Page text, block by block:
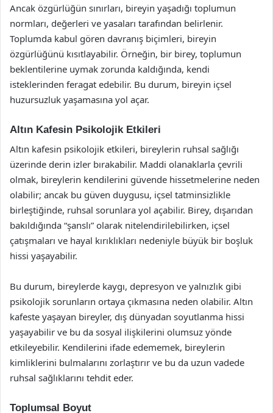
Ancak özgürlüğün sınırları, bireyin yaşadığı toplumun
normları, değerleri ve yasaları tarafından belirlenir.
Toplumda kabul gören davranış biçimleri, bireyin
özgürlüğünü kısıtlayabilir. Örneğin, bir birey, toplumun
beklentilerine uymak zorunda kaldığında, kendi
isteklerinden feragat edebilir. Bu durum, bireyin içsel
huzursuzluk yaşamasına yol açar.
Altın Kafesin Psikolojik Etkileri
Altın kafesin psikolojik etkileri, bireylerin ruhsal sağlığı
üzerinde derin izler bırakabilir. Maddi olanaklarla çevrili
olmak, bireylerin kendilerini güvende hissetmelerine neden
olabilir; ancak bu güven duygusu, içsel tatminsizlikle
birleştiğinde, ruhsal sorunlara yol açabilir. Birey, dışarıdan
bakıldığında “şanslı” olarak nitelendirilebilirken, içsel
çatışmaları ve hayal kırıklıkları nedeniyle büyük bir boşluk
hissi yaşayabilir.
Bu durum, bireylerde kaygı, depresyon ve yalnızlık gibi
psikolojik sorunların ortaya çıkmasına neden olabilir. Altın
kafeste yaşayan bireyler, dış dünyadan soyutlanma hissi
yaşayabilir ve bu da sosyal ilişkilerini olumsuz yönde
etkileyebilir. Kendilerini ifade edememek, bireylerin
kimliklerini bulmalarını zorlaştırır ve bu da uzun vadede
ruhsal sağlıklarını tehdit eder.
Toplumsal Boyut